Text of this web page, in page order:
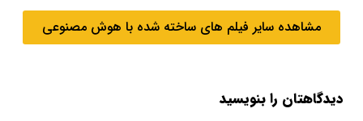
مشاهده سایر فیلم های ساخته شده با هوش مصنوعی
دیدگاهتان را بنویسید